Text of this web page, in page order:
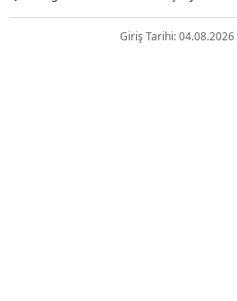
Giriş Tarihi: